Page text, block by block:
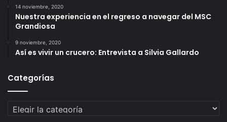
14 noviembre, 2020
Nuestra experiencia en el regreso a navegar del MSC
Grandiosa
9 noviembre, 2020
Así es vivir un crucero: Entrevista a Silvia Gallardo
Categorías
Categorías